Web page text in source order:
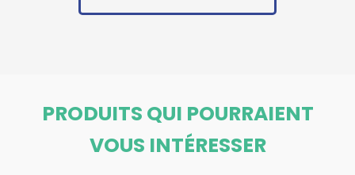
PRODUITS QUI POURRAIENT
VOUS INTÉRESSER